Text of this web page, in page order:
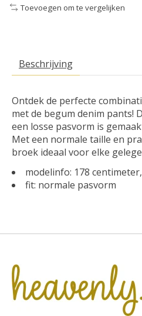
Toevoegen om te vergelijken
Beschrijving
Ontdek de perfecte
met de begum denim pants!
een losse pasvorm is
Met een normale taille en
broek ideaal voor elke
modelinfo: 178
fit: normale pasvorm